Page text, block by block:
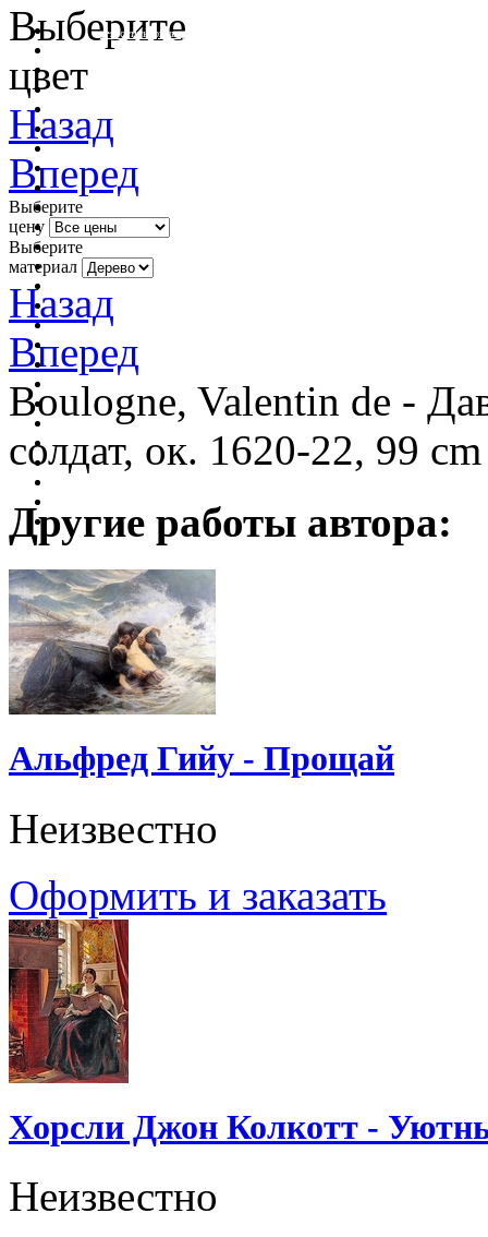
очистить фильтр цвета
Выберите
цвет
Назад
Вперед
Выберите
цену
Выберите
материал
Назад
Вперед
Boulogne, Valentin de -
солдат, ок. 1620-22, 99
Другие работы автора:
Альфред Гийу - Прощай
Неизвестно
Оформить и заказать
Хорсли Джон Колкотт -
Неизвестно